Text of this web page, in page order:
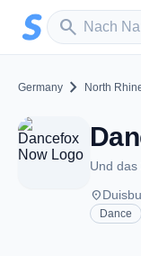
Zum Hauptinhalt
search
Sender suchen
Germany chevron_right North
Und
place
Dance